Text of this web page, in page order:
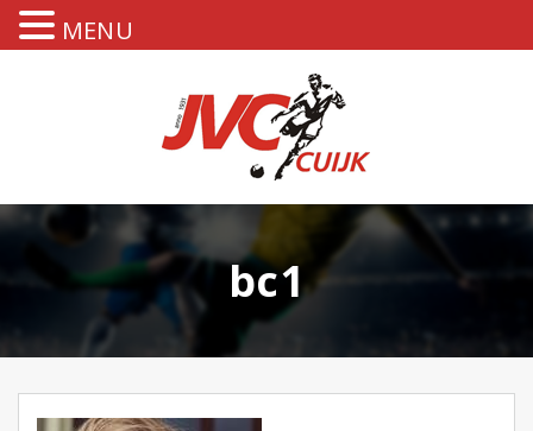
bc1
MENU